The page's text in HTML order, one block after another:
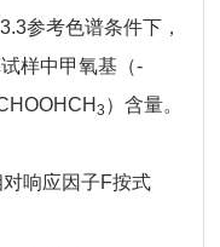
参考色谱条件下，
样中甲氧基（-
3 ）含量。
响应因子F按式